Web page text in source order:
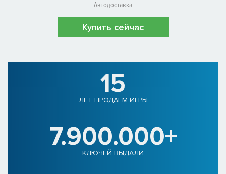
Автодоставка
Купить сейчас
15
ЛЕТ ПРОДАЕМ ИГРЫ
7.900.000+
КЛЮЧЕЙ ВЫДАЛИ